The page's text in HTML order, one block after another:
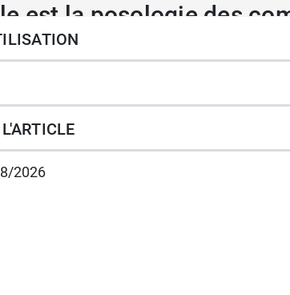
est la posologie des
par jour avec un verre d'eau. Espacer
alimentaire n'est en aucun cas
2026